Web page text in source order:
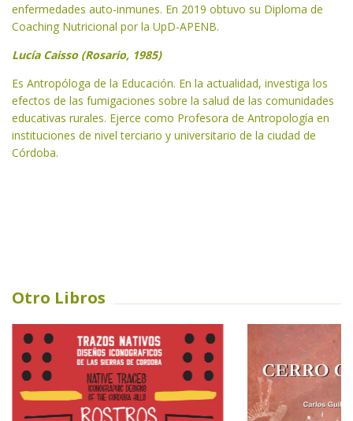
enfermedades auto-inmunes. En 2019 obtuvo su Diploma de
Coaching Nutricional por la UpD-APENB.
Lucía Caisso (Rosario, 1985)
Es Antropóloga de la Educación. En la actualidad, investiga los
efec­tos de las fumigaciones sobre la sa­lud de las comunidades
educativas rurales. Ejerce como Profesora de Antropología en
instituciones de nivel terciario y universitario de la ciudad de
Córdoba.
Otro Libros